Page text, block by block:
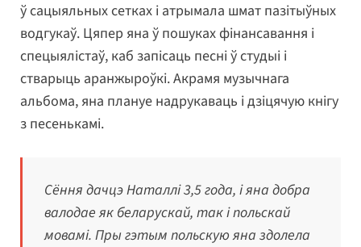
ў сацыяльных сетках і атрымала шмат пазітыўных
водгукаў. Цяпер яна ў пошуках фінансавання і
спецыялістаў, каб запісаць песні ў студыі і
стварыць аранжыроўкі. Акрамя музычнага
альбома, яна плануе надрукаваць і дзіцячую кнігу
з песенькамі.
Сёння дачцэ Наталлі 3,5 года, і яна добра
валодае як беларускай, так і польскай
мовамі. Пры гэтым польскую яна здолела